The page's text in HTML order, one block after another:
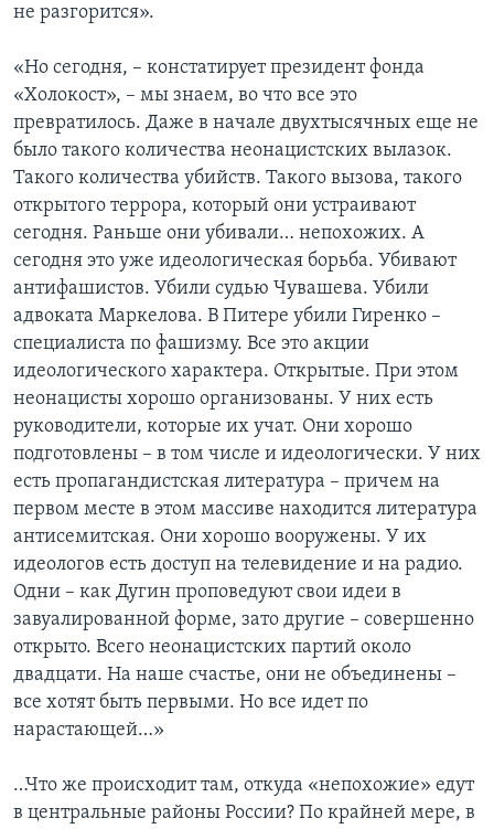
не разгорится».
«Но сегодня, – констатирует президент фонда
«Холокост», – мы знаем, во что все это
превратилось. Даже в начале двухтысячных еще не
было такого количества неонацистских вылазок.
Такого количества убийств. Такого вызова, такого
открытого террора, который они устраивают
сегодня. Раньше они убивали… непохожих. А
сегодня это уже идеологическая борьба. Убивают
антифашистов. Убили судью Чувашева. Убили
адвоката Маркелова. В Питере убили Гиренко –
специалиста по фашизму. Все это акции
идеологического характера. Открытые. При этом
неонацисты хорошо организованы. У них есть
руководители, которые их учат. Они хорошо
подготовлены – в том числе и идеологически. У них
есть пропагандистская литература – причем на
первом месте в этом массиве находится литература
антисемитская. Они хорошо вооружены. У их
идеологов есть доступ на телевидение и на радио.
Одни – как Дугин проповедуют свои идеи в
завуалированной форме, зато другие – совершенно
открыто. Всего неонацистских партий около
двадцати. На наше счастье, они не объединены –
все хотят быть первыми. Но все идет по
нарастающей…»
…Что же происходит там, откуда «непохожие» едут
в центральные районы России? По крайней мере, в